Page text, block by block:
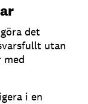
det
utan
med
i en